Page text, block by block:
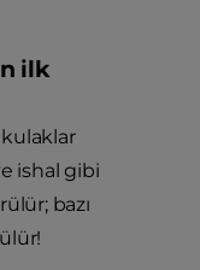
ilk
kulaklar
ishal gibi
bazı